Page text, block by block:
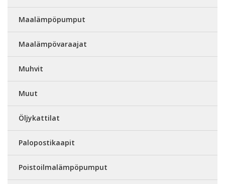
Maalämpöpumput
Maalämpövaraajat
Muhvit
Muut
Öljykattilat
Palopostikaapit
Poistoilmalämpöpumput